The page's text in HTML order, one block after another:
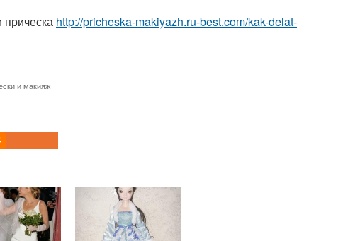
http://pricheska-makiyazh.ru-best.com/kak-delat-
и макияж